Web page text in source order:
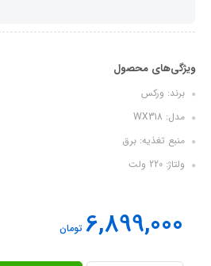
ویژگی‌های محصول
برند: ورکس
مدل: WX318
منبع تغذیه: برق
ولتاژ: 220 ولت
6,899,000تومان